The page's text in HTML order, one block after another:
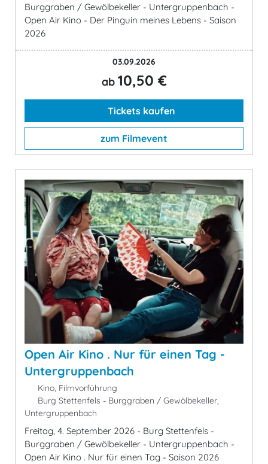
Burggraben / Gewölbekeller - Untergruppenbach -
Open Air Kino - Der Pinguin meines Lebens - Saison
2026
03.09.2026
ab 10,50 €
Tickets kaufen
zum Filmevent
Open Air Kino . Nur für einen Tag -
Untergruppenbach
Kino, Filmvorführung
Burg Stettenfels - Burggraben / Gewölbekeller,
Untergruppenbach
Freitag, 4. September 2026 - Burg Stettenfels -
Burggraben / Gewölbekeller - Untergruppenbach -
Open Air Kino . Nur für einen Tag - Saison 2026